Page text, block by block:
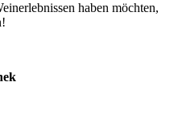
haben möchten,